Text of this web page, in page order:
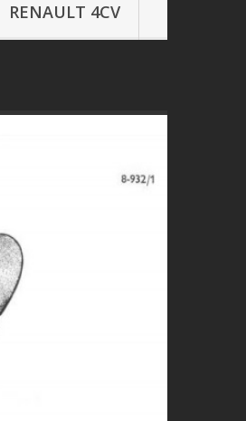
RENAULT 4CV